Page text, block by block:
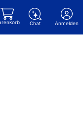
Chat Anmelden